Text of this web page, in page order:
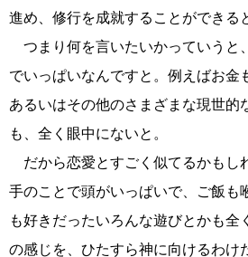
進め、修行を成就することができる
つまり何を言いたいかっていうと
でいっぱいなんですと。例えばお金
あるいはその他のさまざまな現世的
も、全く眼中にないと。
だから恋愛とすごく似てるかもし
手のことで頭がいっぱいで、ご飯も
も好きだったいろんな遊びとかも全
の感じを、ひたすら神に向けるわけ